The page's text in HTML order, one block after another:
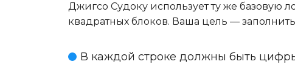
Джигсо Судоку использует ту же базовую
квадратных блоков. Ваша цель —
В каждой строке должны быть